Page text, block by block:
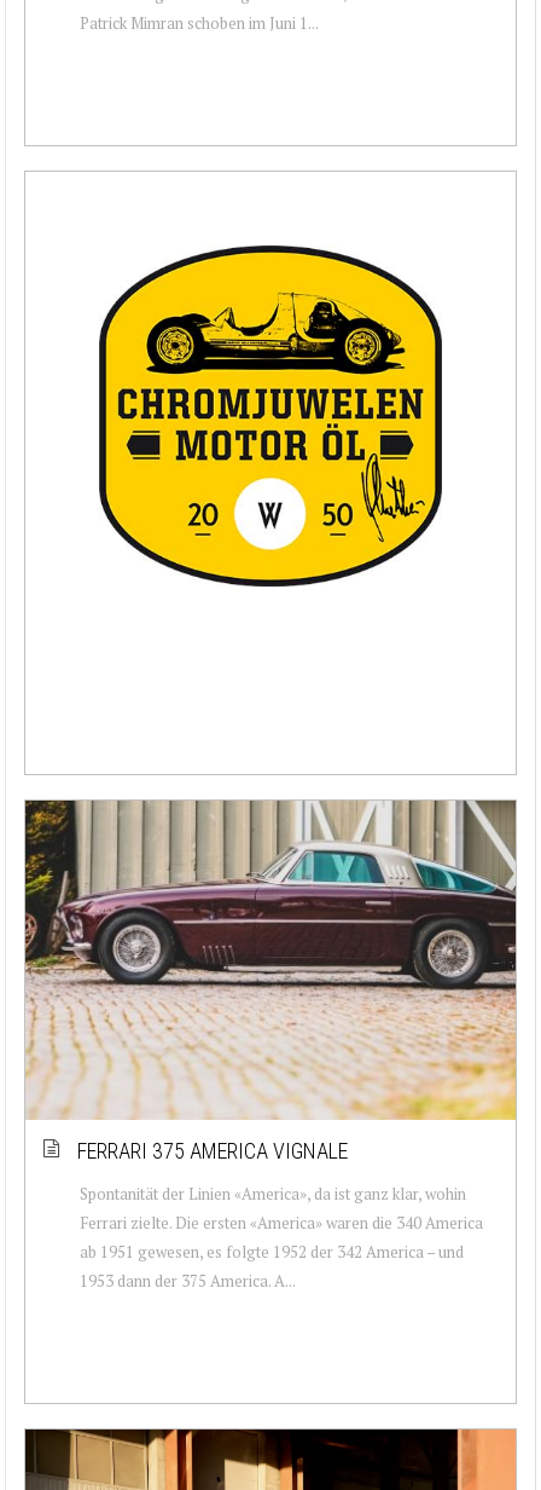
Patrick Mimran schoben im Juni 1...
FERRARI 375 AMERICA VIGNALE
Spontanität der Linien «America», da ist ganz klar, wohin
Ferrari zielte. Die ersten «America» waren die 340 America
ab 1951 gewesen, es folgte 1952 der 342 America – und
1953 dann der 375 America. A...